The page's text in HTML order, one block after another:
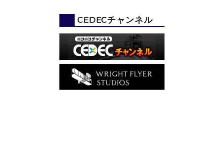
CEDECチャンネル